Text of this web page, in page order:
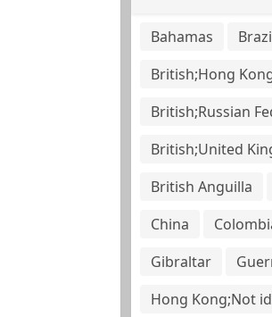
Bahamas
British;Hong
British;Russian
British;United
British Anguilla
China
Gibraltar
Hong Kong;Not